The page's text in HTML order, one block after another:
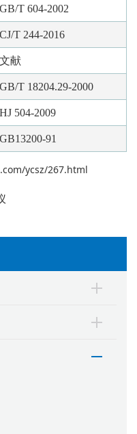
GB/T 604-2002
CJ/T 244-2016
文献
GB/T 18204.29-2000
HJ 504-2009
GB13200-91
ycsz/267.html